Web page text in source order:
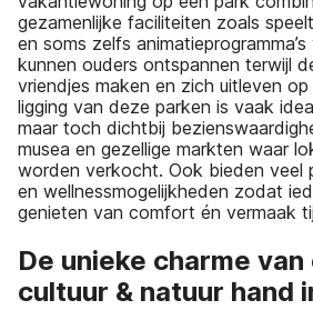
gezamenlijke faciliteiten zoals
en soms zelfs
kunnen ouders ontspannen terwijl
vriendjes maken en zich uitleven
ligging van deze parken is vaak
maar toch dichtbij
musea en gezellige markten waar
worden verkocht. Ook bieden veel
en wellnessmogelijkheden zodat
genieten van comfort én vermaak
De unieke charme van
cultuur & natuur hand